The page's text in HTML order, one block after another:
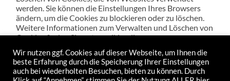
werden. Sie können die Einstellungen Ihres Browsers
ändern, um die Cookies zu blockieren oder zu löschen.
Weitere Informationen zum Verwalten und Löschen von
Cookies finden Sie unter: wikipedia.org,
Wir nutzen ggf. Cookies auf dieser Webseite, um Ihnen die
beste Erfahrung durch die Speicherung Ihrer Einstellungen
auch bei wiederholten Besuchen, bieten zu können. Durch